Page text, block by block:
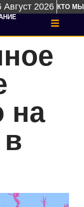
Август 2026 КТО МЫ
на